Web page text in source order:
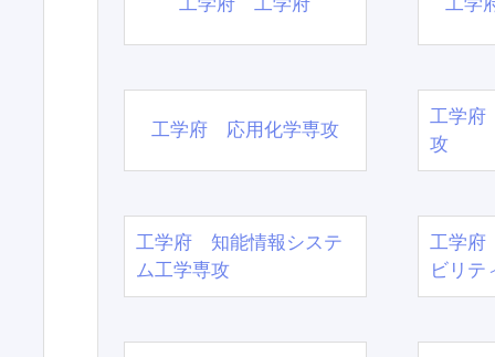
工学府 応用化学専攻
工学府
攻
工学府 知能情報システ
ム工学専攻
工学府
ビリテ